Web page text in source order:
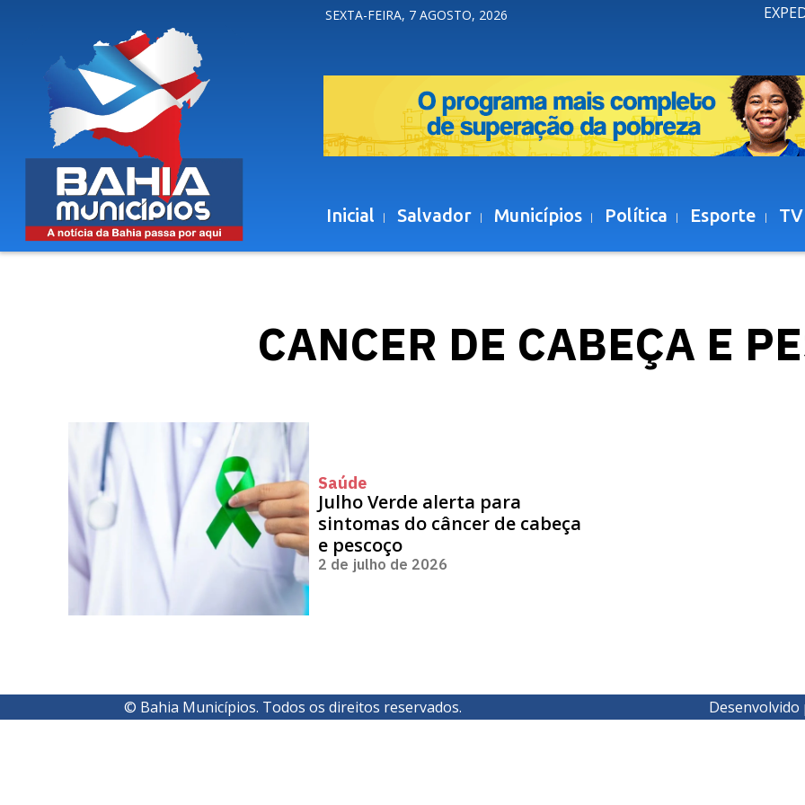
SEXTA-FEIRA, 7 AGOSTO, 2026
Inicial Salvador Municípios Política Esporte
CANCER DE CABEÇA E
Saúde
Julho Verde alerta para
sintomas do câncer de cabeça
e pescoço
2 de julho de 2026
© Bahia Municípios. Todos os direitos reservados. Desenvolvido